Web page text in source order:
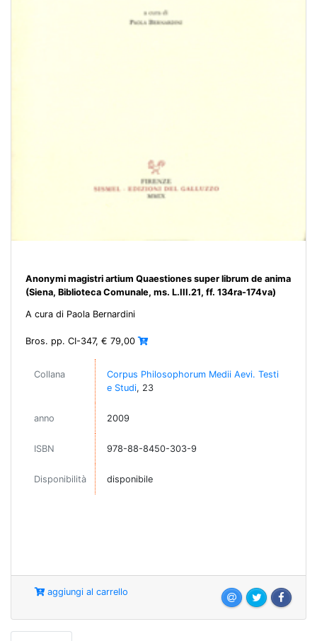
Anonymi magistri artium Quaestiones super librum de anima
(Siena, Biblioteca Comunale, ms. L.III.21, ff. 134ra-174va)
A cura di Paola Bernardini
Bros. pp. CI-347, € 79,00
Collana
Corpus Philosophorum Medii Aevi. Testi
e Studi, 23
anno 2009
ISBN 978-88-8450-303-9
Disponibilità disponibile
aggiungi al carrello